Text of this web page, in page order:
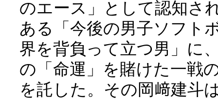
のエース」として認知さ
ある「今後の男子ソフト
界を背負って立つ男」に
の「命運」を賭けた一戦
を託した。その岡﨑建斗